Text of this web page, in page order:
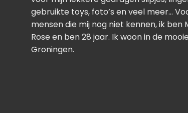
gebruikte toys, foto’s en veel meer…
mensen die mij nog niet kennen, ik ben
Rose en ben 28 jaar. Ik woon in de
Groningen.